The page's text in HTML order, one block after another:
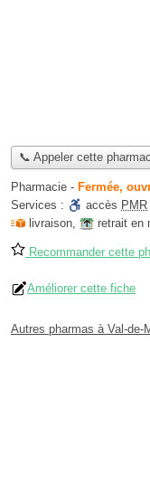
📞 Appeler cette
Pharmacie - Fermée,
Services :
accès PMR
livraison, retrait en
Recommander cette
Améliorer cette fiche
Autres pharmas à Val-de-